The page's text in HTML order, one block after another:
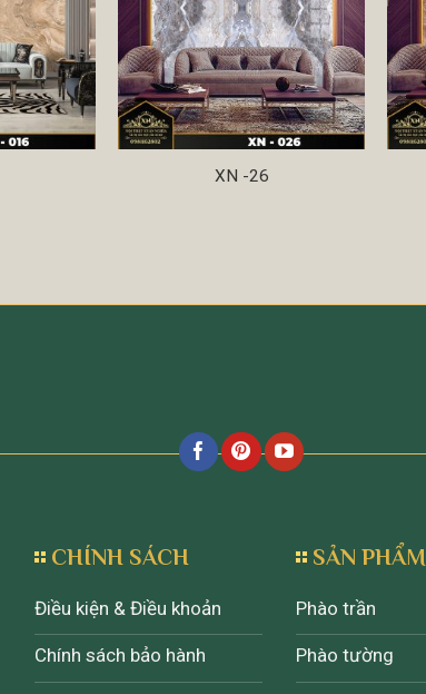
XN -26
CHÍNH SÁCH
Điều kiện & Điều khoản
Chính sách bảo hành
SẢN PHẨM
Phào trần
Phào tường